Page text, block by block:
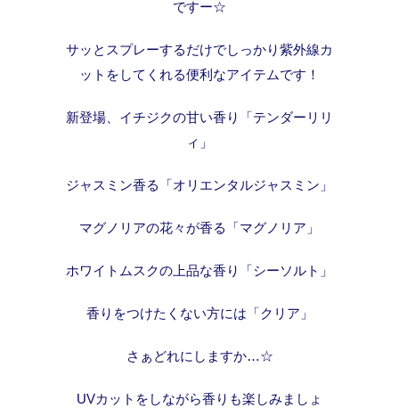
ですー☆
サッとスプレーするだけでしっかり紫外線カ
ットをしてくれる便利なアイテムです！
新登場、イチジクの甘い香り「テンダーリリ
ィ」
ジャスミン香る「オリエンタルジャスミン」
マグノリアの花々が香る「マグノリア」
ホワイトムスクの上品な香り「シーソルト」
香りをつけたくない方には「クリア」
さぁどれにしますか…☆
UVカットをしながら香りも楽しみましょ